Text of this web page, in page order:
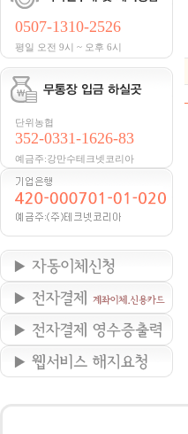
0507-1310-2526
평일 오전 9시 ~ 오후 6시
단위농협
352-0331-1626-83
예금주:강만수테크넷코리아